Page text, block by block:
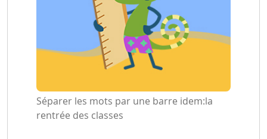
Séparer les mots par une barre idem:la
rentrée des classes